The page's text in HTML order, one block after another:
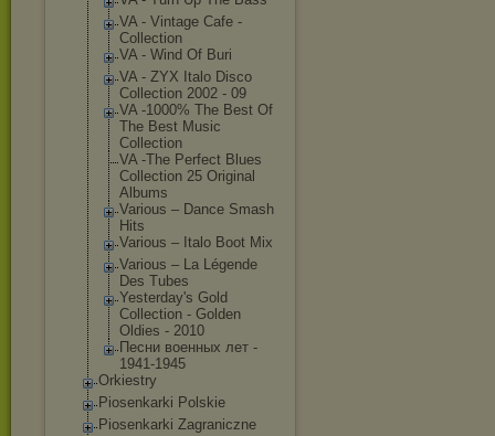
VA - Vintage Cafe -
Collection
VA - Wind Of Buri
VA - ZYX Italo Disco
Collection 2002 - 09
VA -1000% The Best Of
The Best Music
Collection
VA -The Perfect Blues
Collection 25 Original
Albums
Various ‎– Dance Smash
Hits
Various ‎– Italo Boot Mix
Various – La Légende
Des Tubes
Yesterday's Gold
Collection - Golden
Oldies - 2010
Песни военных лет -
1941-1945
Orkiestry
Piosenkarki Polskie
Piosenkarki Zagraniczne